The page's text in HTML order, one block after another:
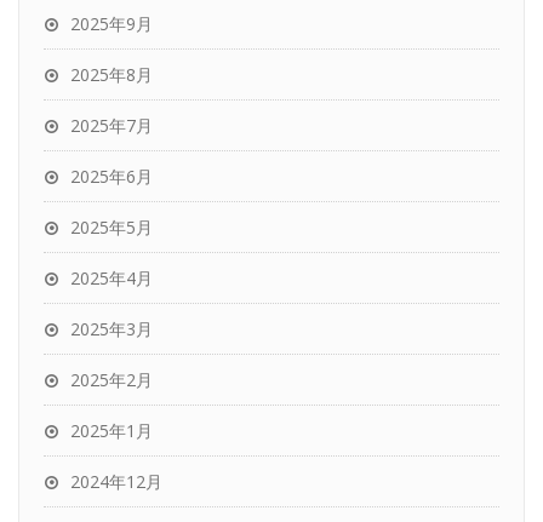
2025年9月
2025年8月
2025年7月
2025年6月
2025年5月
2025年4月
2025年3月
2025年2月
2025年1月
2024年12月